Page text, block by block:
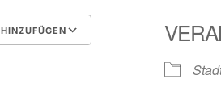
Google Kalender